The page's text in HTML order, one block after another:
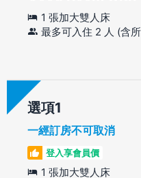
1 張加大雙人床
最多可入住 2 人 (含
選項
一經訂房不可取消
登入享會員價
1 張加大雙人床